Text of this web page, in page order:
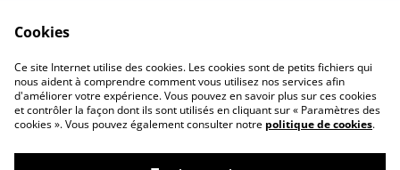
Contactez-nous
Conditions
Cookies
Ce site Internet utilise des cookies. Les cookies sont de petits fichiers qui
nous aident à comprendre comment vous utilisez nos services afin
d'améliorer votre expérience. Vous pouvez en savoir plus sur ces cookies
et contrôler la façon dont ils sont utilisés en cliquant sur « Paramètres des
cookies ». Vous pouvez également consulter notre politique de cookies.